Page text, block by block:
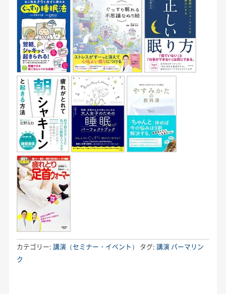
カテゴリー: 講演（セミナー・イベント） タグ: 講演 パーマリン
ク